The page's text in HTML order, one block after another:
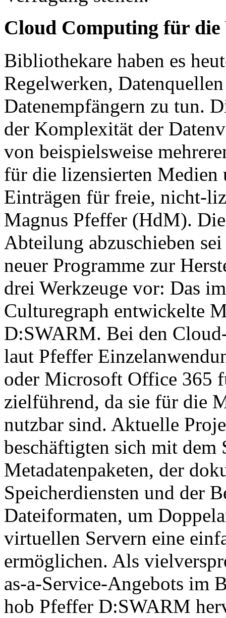
Cloud Computing für
Bibliothekare haben es
Regelwerken,
Datenempfängern zu tun.
der Komplexität der
von beispielsweise
für die lizensierten
Einträgen für freie, nicht-
Magnus Pfeffer (HdM).
Abteilung abzuschieben
neuer Programme zur
drei Werkzeuge vor: Das
Culturegraph entwickelte
D:SWARM. Bei den
laut Pfeffer
oder Microsoft Office 365
zielführend, da sie für die
nutzbar sind. Aktuelle
beschäftigten sich mit dem
Metadatenpaketen, der
Speicherdiensten und der
Dateiformaten, um
virtuellen Servern eine
ermöglichen. Als
as-a-Service-Angebots im
hob Pfeffer D:SWARM